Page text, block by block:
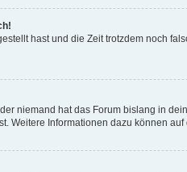
hast und die Zeit trotzdem noch
niemand hat das Forum bislang in
Weitere Informationen dazu können